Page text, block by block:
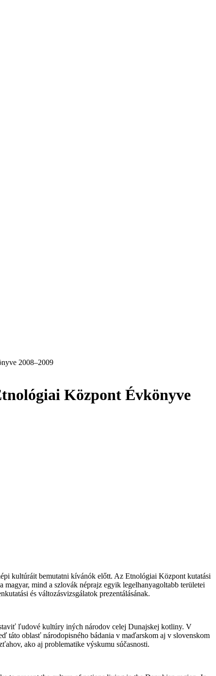
2008–2009
Központ Évkönyve
kultúráit bemutatni kívánók előtt. Az Etnológiai Központ kutatási
magyar, mind a szlovák néprajz egyik legelhanyagoltabb területei
és változásvizsgálatok prezentálásának.
ľudové kultúry iných národov celej Dunajskej kotliny. V
táto oblasť národopisného bádania v maďarskom aj v slovenskom
ako aj problematike výskumu súčasnosti.